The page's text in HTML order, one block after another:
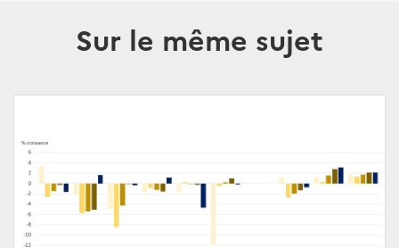
Sur le même sujet